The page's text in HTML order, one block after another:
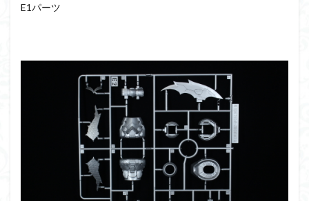
E1パーツ